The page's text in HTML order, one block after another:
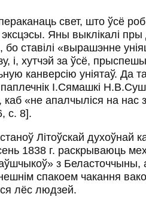
свет, што ўсё
эксцэсы. Яны выклікалі
ставілі «вырашэнне
і, хутчэй за ўсё,
канверсію уніятаў. Да
І.Сямашкі
каб «не апалчыліся на нас
с. 8].
Літоўскай духоўнай
1838 г. раскрываюць
з Беласточчыны,
спакоем чакання
лёс людзей.